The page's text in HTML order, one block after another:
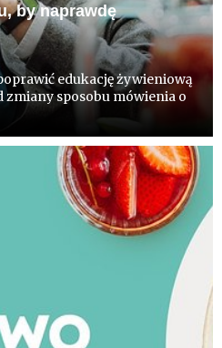
by naprawdę
edukację żywieniową
zmiany sposobu mówienia o